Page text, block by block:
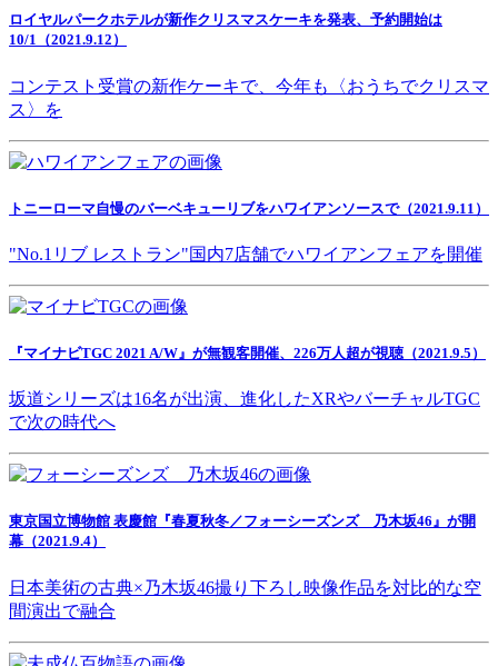
ロイヤルパークホテルが新作クリスマスケーキを発表、予約開始は
10/1（2021.9.12）
コンテスト受賞の新作ケーキで、今年も〈おうちでクリスマ
ス〉を
トニーローマ自慢のバーベキューリブをハワイアンソースで（2021.9.11）
"No.1リブ レストラン"国内7店舗でハワイアンフェアを開催
『マイナビTGC 2021 A/W』が無観客開催、226万人超が視聴（2021.9.5）
坂道シリーズは16名が出演、進化したXRやバーチャルTGC
で次の時代へ
東京国立博物館 表慶館『春夏秋冬／フォーシーズンズ 乃木坂46』が開
幕（2021.9.4）
日本美術の古典×乃木坂46撮り下ろし映像作品を対比的な空
間演出で融合